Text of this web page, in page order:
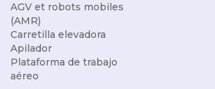
AGV et robots mobiles
(AMR)
Carretilla elevadora
Apilador
Plataforma de trabajo
aéreo